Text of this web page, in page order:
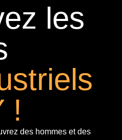
les
!
des hommes et des